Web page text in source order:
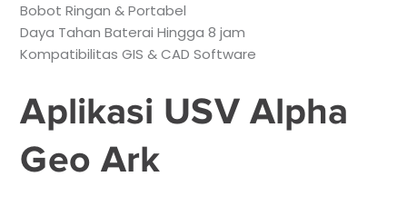
Bobot Ringan & Portabel
Daya Tahan Baterai Hingga 8 jam
Kompatibilitas GIS & CAD Software
Aplikasi USV Alpha
Geo Ark